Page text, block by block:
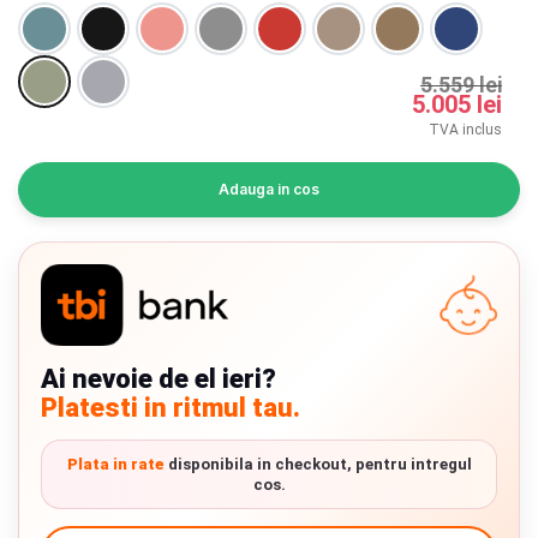
INGRIJIRE PERSONALA
BAIE SI TOALETA
Informatii companie
Despre noi
Blog
Regulament giveaway
Showroom
Depozit
Q & A
5.559 lei
5.005 lei
TVA inclus
Adauga in cos
Ai nevoie de el ieri?
Platesti in ritmul tau.
Plata in ratedisponibila in checkout, pentru intregul
cos.
Chrome cu detalii negre 3246 lei
Verde cu detalii negre 5646 lei